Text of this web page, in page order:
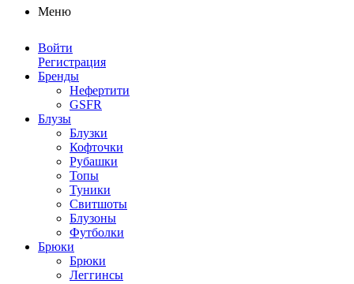
Меню
Войти
Регистрация
Бренды
Нефертити
GSFR
Блузы
Блузки
Кофточки
Рубашки
Топы
Туники
Свитшоты
Блузоны
Футболки
Брюки
Брюки
Леггинсы